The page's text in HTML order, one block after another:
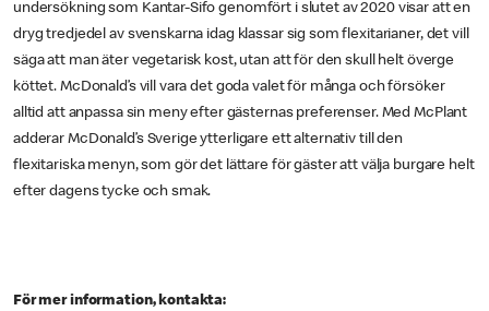
undersökning som Kantar-Sifo genomfört i slutet av 2020 visar att en
dryg tredjedel av svenskarna idag klassar sig som flexitarianer, det vill
säga att man äter vegetarisk kost, utan att för den skull helt överge
köttet. McDonald’s vill vara det goda valet för många och försöker
alltid att anpassa sin meny efter gästernas preferenser. Med McPlant
adderar McDonald’s Sverige ytterligare ett alternativ till den
flexitariska menyn, som gör det lättare för gäster att välja burgare helt
efter dagens tycke och smak.
För mer information, kontakta: